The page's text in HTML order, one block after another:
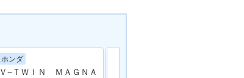
ホンダ
Ｖ−ＴＷＩＮ ＭＡＧＮＡ